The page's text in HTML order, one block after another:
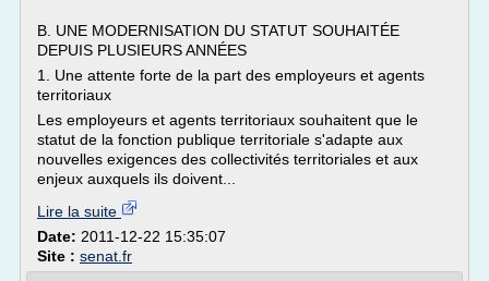
B. UNE MODERNISATION DU STATUT SOUHAITÉE
DEPUIS PLUSIEURS ANNÉES
1. Une attente forte de la part des employeurs et agents
territoriaux
Les employeurs et agents territoriaux souhaitent que le
statut de la fonction publique territoriale s'adapte aux
nouvelles exigences des collectivités territoriales et aux
enjeux auxquels ils doivent...
Lire la suite
Date: 2011-12-22 15:35:07
Site : senat.fr